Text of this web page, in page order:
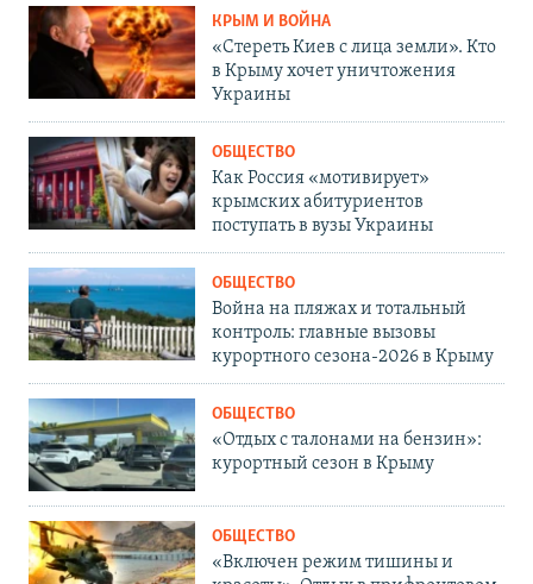
КРЫМ И ВОЙНА
«Стереть Киев с лица земли». Кто
в Крыму хочет уничтожения
Украины
ОБЩЕСТВО
Как Россия «мотивирует»
крымских абитуриентов
поступать в вузы Украины
ОБЩЕСТВО
Война на пляжах и тотальный
контроль: главные вызовы
курортного сезона-2026 в Крыму
ОБЩЕСТВО
«Отдых с талонами на бензин»:
курортный сезон в Крыму
ОБЩЕСТВО
«Включен режим тишины и